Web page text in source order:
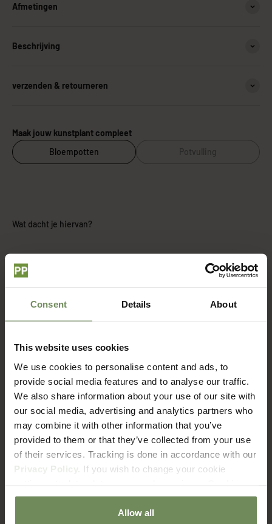
Consent Details About
This website uses cookies
We use cookies to personalise content and ads, to
provide social media features and to analyse our traffic.
We also share information about your use of our site with
our social media, advertising and analytics partners who
may combine it with other information that you’ve
provided to them or that they’ve collected from your use
of their services. Tracking is done in accordance with our
Privacy Policy. If you wish to change your cookie
Policypage.
Allow all
Afmetingen
Beschrijving
verzenden & retourneren
Maak jouw kunstplant compleet
Bloempotten
Potvulling
Wat dacht je hiervan?
Verzenden & Retourneren
Hoe lang duur het voordat ik mijn bestelling ontvang?
Wat zijn de verzendkosten?
Met welke bezorgdienst werken jullie?